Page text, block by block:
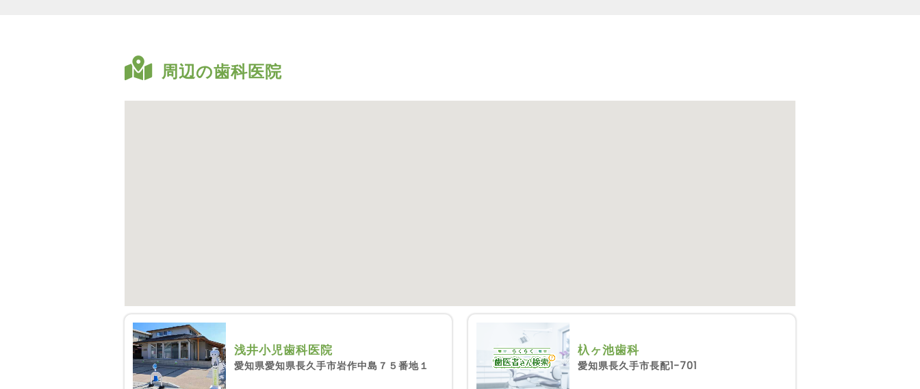
周辺の歯科医院
浅井小児歯科医院
愛知県愛知県長久手市岩作中島７５番地１
杁ヶ池歯科
愛知県長久手市長配1-701